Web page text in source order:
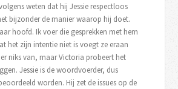
weten dat hij Jessie respectloos
bijzonder de manier waarop hij doet.
hoofd. Ik voer die gesprekken met hem
het zijn intentie niet is voegt ze eraan
niks van, maar Victoria probeert het
Jessie is de woordvoerder, dus
worden. Hij zet de issues op de